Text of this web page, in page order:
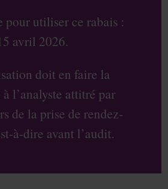
utiliser ce rabais :
avril 2026.
doit en faire la
l’analyste attitré par
de la prise de rendez-
à-dire avant l’audit.